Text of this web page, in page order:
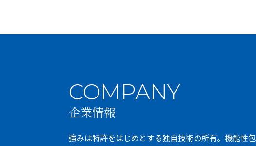
COMPANY
企業情報
強みは特許をはじめとする独自技術の所有。機能性包